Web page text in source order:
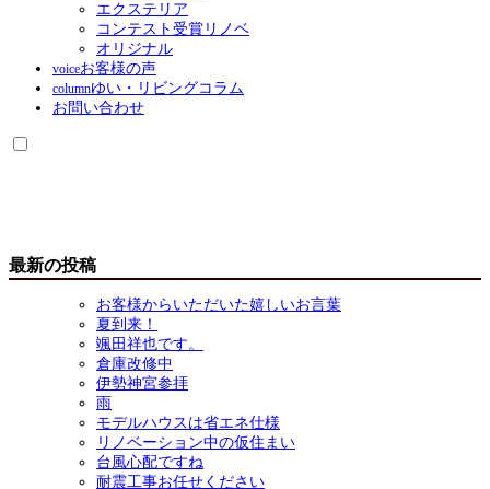
エクステリア
コンテスト受賞リノベ
オリジナル
voiceお客様の声
columnゆい・リビングコラム
お問い合わせ
最新の投稿
お客様からいただいた嬉しいお言葉
夏到来！
颯田祥也です。
倉庫改修中
伊勢神宮参拝
雨
モデルハウスは省エネ仕様
リノベーション中の仮住まい
台風心配ですね
耐震工事お任せください